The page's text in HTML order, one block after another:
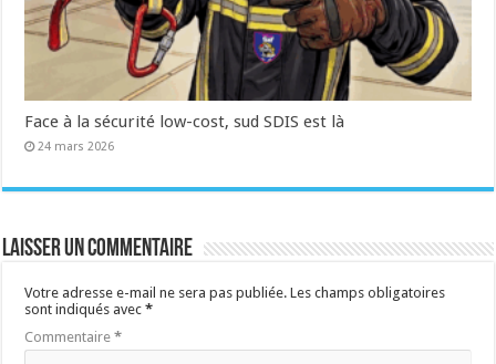
Face à la sécurité low-cost, sud SDIS est là
24 mars 2026
Laisser un commentaire
Votre adresse e-mail ne sera pas publiée. Les champs obligatoires
sont indiqués avec*
Commentaire*